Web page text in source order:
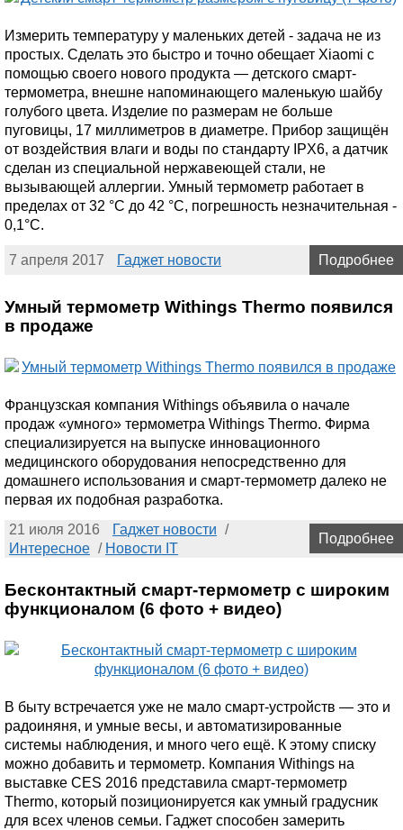
Измерить температуру у маленьких детей - задача не из
простых. Сделать это быстро и точно обещает Xiaomi с
помощью своего нового продукта — детского смарт-
термометра, внешне напоминающего маленькую шайбу
голубого цвета. Изделие по размерам не больше
пуговицы, 17 миллиметров в диаметре. Прибор защищён
от воздействия влаги и воды по стандарту IPX6, а датчик
сделан из специальной нержавеющей стали, не
вызывающей аллергии. Умный термометр работает в
пределах от 32 °С до 42 °С, погрешность незначительная -
0,1°С.
7 апреля 2017 Гаджет новости Подробнее
Умный термометр Withings Thermo появился
в продаже
Французская компания Withings объявила о начале
продаж «умного» термометра Withings Thermo. Фирма
специализируется на выпуске инновационного
медицинского оборудования непосредственно для
домашнего использования и смарт-термометр далеко не
первая их подобная разработка.
21 июля 2016
Гаджет новости /
Интересное / Новости IT
Подробнее
Бесконтактный смарт-термометр с широким
функционалом (6 фото + видео)
В быту встречается уже не мало смарт-устройств — это и
радоиняня, и умные весы, и автоматизированные
системы наблюдения, и много чего ещё. К этому списку
можно добавить и термометр. Компания Withings на
выставке CES 2016 представила смарт-термометр
Thermo, который позиционируется как умный градусник
для всех членов семьи. Гаджет способен замерить